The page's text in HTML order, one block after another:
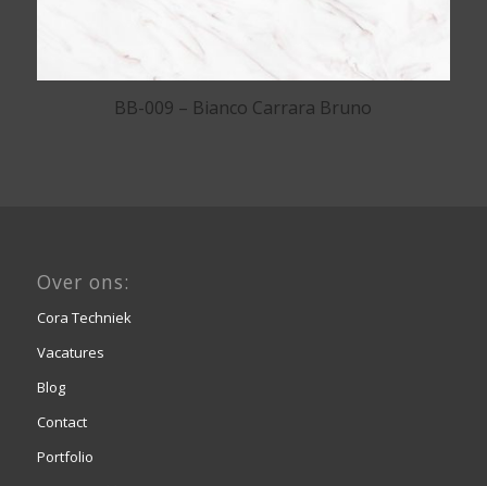
BB-009 – Bianco Carrara Bruno
Over ons:
Cora Techniek
Vacatures
Blog
Contact
Portfolio